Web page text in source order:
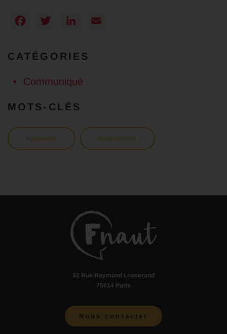
Facebook
TwitterLinkedIn
CATÉGORIES
Communiqué
MOTS-CLÉS
Ferroviaire Financement
32 Rue Raymond Losserand
75014 Paris
Nous contacter